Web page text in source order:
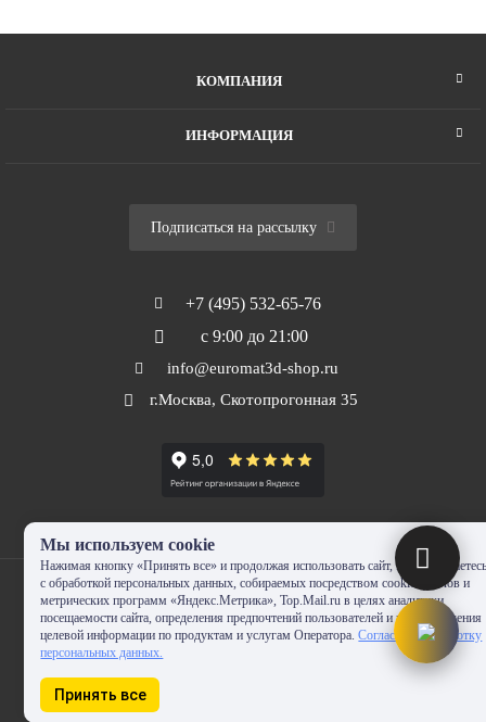
КОМПАНИЯ
ИНФОРМАЦИЯ
Подписаться на рассылку
+7 (495) 532-65-76
с 9:00 до 21:00
info@euromat3d-shop.ru
г.Москва, Скотопрогонная 35
© 2010-2024 - EUROMAT|3D-SHOP.RU. Все права защищены. Копирование
Мы используем cookie
Нажимая кнопку «Принять все» и продолжая использовать сайт, Вы
с обработкой персональных данных, собираемых посредством cookie-файлов и
метрических программ «Яндекс.Метрика», Top.Mail.ru в целях аналитики
посещаемости сайта, определения предпочтений пользователей и предоставления
целевой информации по продуктам и услугам Оператора.Согласие на обработку
персональных данных.
Принять все